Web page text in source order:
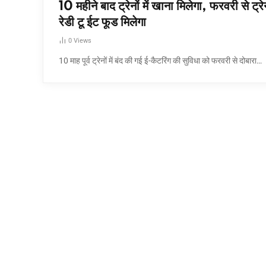
10 महीने बाद ट्रेनों में खाना मिलेगा, फरवरी से
रेडी टू ईट फूड मिलेगा
0 Views
10 माह पूर्व ट्रेनों में बंद की गई ई-कैटरिंग की सुविधा को फरवरी से दोबारा…